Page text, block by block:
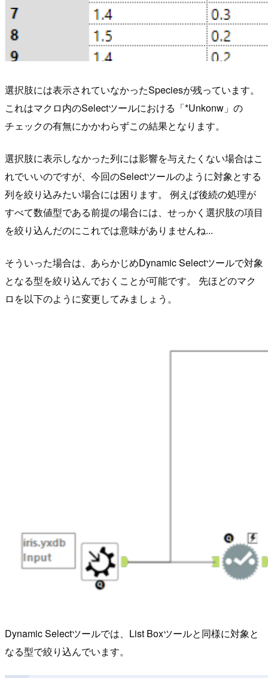
選択肢には表示されていなかったSpeciesが残っています。
これはマクロ内のSelectツールにおける「*Unkonw」の
チェックの有無にかかわらずこの結果となります。
選択肢に表示しなかった列には影響を与えたくない場合はこ
れでいいのですが、今回のSelectツールのように対象とする
列を絞り込みたい場合には困ります。 例えば後続の処理が
すべて数値型である前提の場合には、せっかく選択肢の項目
を絞り込んだのにこれでは意味がありませんね...
そういった場合は、あらかじめDynamic Selectツールで対象
となる型を絞り込んでおくことが可能です。 先ほどのマク
ロを以下のように変更してみましょう。
Dynamic Selectツールでは、List Boxツールと同様に対象と
なる型で絞り込んでいます。